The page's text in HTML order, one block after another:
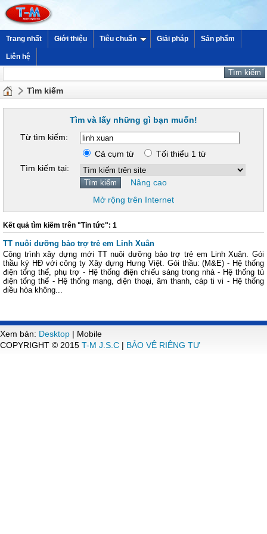
Trang nhất Giới thiệu Tiêu chuẩn Giải pháp Sản phẩm
Liên hệ
Tìm kiếm
Tìm và lấy những gì bạn muốn!
Từ tìm kiếm:
Cả cụm từ
Tối thiểu 1 từ
Tìm kiếm tại:
Nâng cao
Mở rộng trên Internet
Kết quả tìm kiếm trên "Tin tức": 1
TT nuôi dưỡng bảo trợ trẻ em Linh Xuân
Công trình xây dựng mới TT nuôi dưỡng bảo trợ trẻ em Linh Xuân. Gói
thầu ký HĐ với công ty Xây dựng Hưng Việt. Gói thầu: (M&E) - Hệ thống
điện tổng thể, phụ trợ - Hệ thống điện chiếu sáng trong nhà - Hệ thống tủ
điện tổng thể - Hệ thống mạng, điện thoại, âm thanh, cáp ti vi - Hệ thống
điều hòa không...
Xem bản: Desktop | Mobile
COPYRIGHT © 2015 T-M J.S.C | BẢO VỆ RIÊNG TƯ